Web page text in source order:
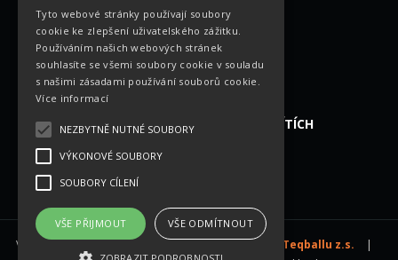
MEDIÁLNÍ PARTNEŘI
NAJDETE NÁS NA SOCIÁLNÍCH SÍTÍCH
Všechna práva vyhrazena © 2026 -Česká Asociace Teqballu z.s.
|
Tyto webové stránky používají soubory
cookie ke zlepšení uživatelského zážitku.
Používáním našich webových stránek
souhlasíte se všemi soubory cookie v souladu
s našimi zásadami používání souborů cookie.
Více informací
NEZBYTNĚ NUTNÉ SOUBORY
VÝKONOVÉ SOUBORY
SOUBORY CÍLENÍ
VŠE PŘIJMOUT VŠE ODMÍTNOUT